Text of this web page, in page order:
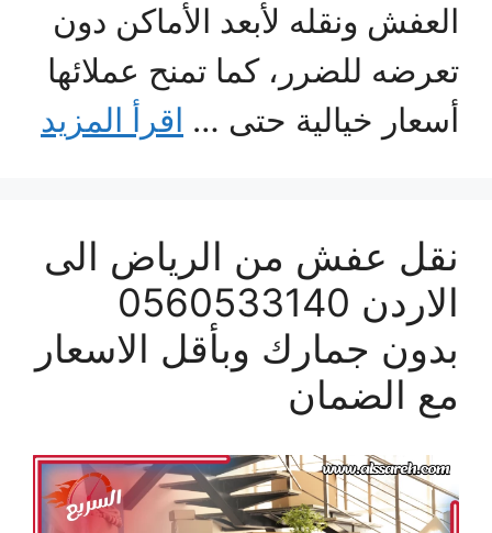
العفش ونقله لأبعد الأماكن دون
تعرضه للضرر، كما تمنح عملائها
أسعار خيالية حتى … اقرأ المزيد
نقل عفش من الرياض الى
الاردن 0560533140
بدون جمارك وبأقل الاسعار
مع الضمان